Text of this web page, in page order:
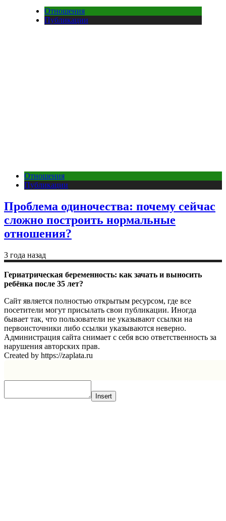
Отношения
Публикации
Отношения
Публикации
Проблема одиночества: почему сейчас
сложно построить нормальные
отношения?
3 года назад
Гериатрическая беременность: как зачать и выносить
ребёнка после 35 лет?
Сайт является полностью открытым ресурсом, где все
посетители могут присылать свои публикации. Иногда
бывает так, что пользователи не указывают ссылки на
первоисточники либо ссылки указываются неверно.
Администрация сайта снимает с себя всю ответственность за
нарушения авторских прав.
Created by https://zaplata.ru
Insert